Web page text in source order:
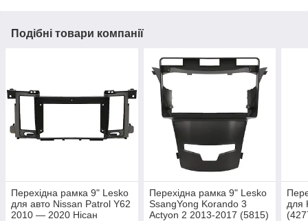
Подібні товари компанії
Перехідна рамка 9" Lesko
для авто Nissan Patrol Y62
2010 — 2020 Нісан
Перехідна рамка 9" Lesko
SsangYong Korando 3
Actyon 2 2013-2017 (5815)
для